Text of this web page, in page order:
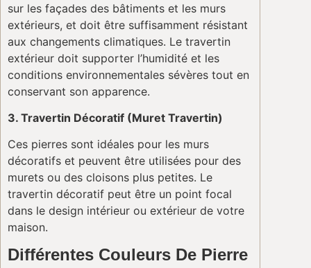
sur les façades des bâtiments et les murs
extérieurs, et doit être suffisamment résistant
aux changements climatiques. Le travertin
extérieur doit supporter l’humidité et les
conditions environnementales sévères tout en
conservant son apparence.
3. Travertin Décoratif (Muret Travertin)
Ces pierres sont idéales pour les murs
décoratifs et peuvent être utilisées pour des
murets ou des cloisons plus petites. Le
travertin décoratif peut être un point focal
dans le design intérieur ou extérieur de votre
maison.
Différentes Couleurs De Pierre